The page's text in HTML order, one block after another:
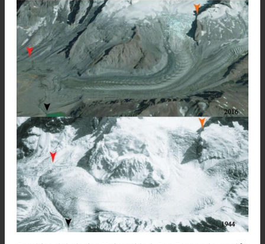
Louis Lliboutry en una de sus expediciones a los
glaciares Olivares y Juncal Sur
Foto: Colección de la familia Lliboutry, del libro El
hombre que descifró los glaciares
No solo fue bienvenido por las autoridades
Universidad de Chile, sino que recibió todo el
desde la embajada francesa en este país,
desde su llegada tuvo una relación directa y
apoyo.
No bien llegó se enteró que podía dar
también a su pasa tiempo los fines de semana
época invernal con el deporte del esquí lo
matizó sus tareas de la semana con los fines